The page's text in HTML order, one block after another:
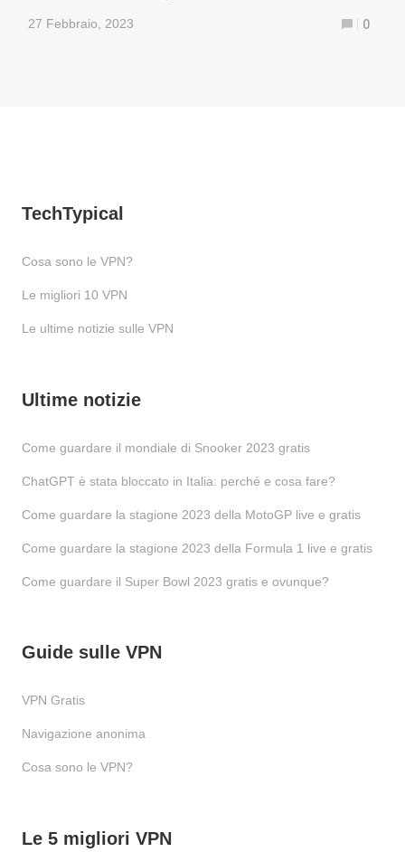
27 Febbraio, 2023 0
TechTypical
Cosa sono le VPN?
Le migliori 10 VPN
Le ultime notizie sulle VPN
Ultime notizie
Come guardare il mondiale di Snooker 2023 gratis
ChatGPT è stata bloccato in Italia: perché e cosa fare?
Come guardare la stagione 2023 della MotoGP live e gratis
Come guardare la stagione 2023 della Formula 1 live e gratis
Come guardare il Super Bowl 2023 gratis e ovunque?
Guide sulle VPN
VPN Gratis
Navigazione anonima
Cosa sono le VPN?
Le 5 migliori VPN